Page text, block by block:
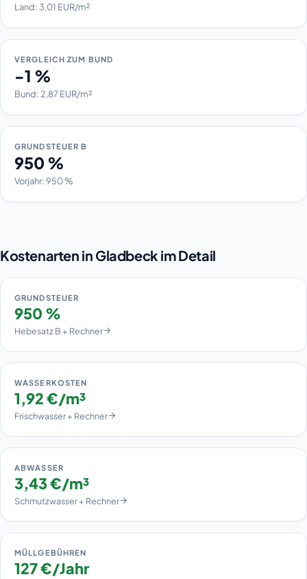
Land: 3,01 EUR/m²
VERGLEICH ZUM BUND
-1 %
Bund: 2,87 EUR/m²
GRUNDSTEUER B
950 %
Vorjahr: 950 %
Kostenarten in Gladbeck im Detail
GRUNDSTEUER
950 %
Hebesatz B + Rechner
WASSERKOSTEN
1,92 €/m³
Frischwasser + Rechner
ABWASSER
3,43 €/m³
Schmutzwasser + Rechner
MÜLLGEBÜHREN
127 €/Jahr